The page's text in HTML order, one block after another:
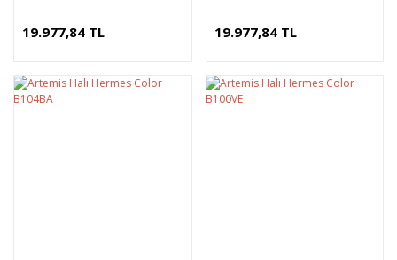
19.977,84 TL 19.977,84 TL